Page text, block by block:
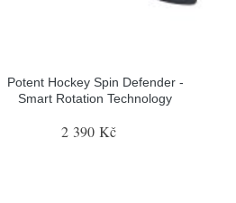
Potent Hockey Spin Defender -
Smart Rotation Technology
2 390 Kč